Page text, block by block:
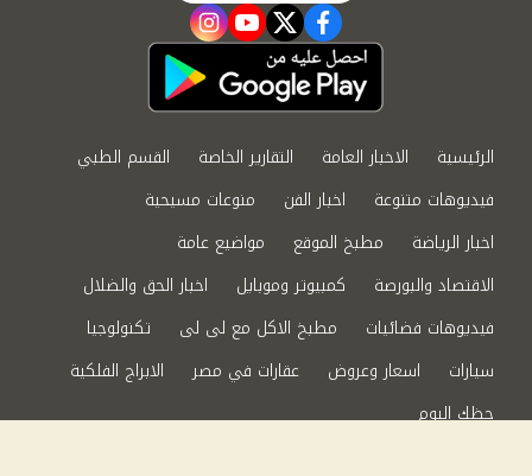
facebook
twitter
youtube
instagram
الرئيسية الاخبار العامة التقارير الخاصة
القسم الطبي
فيديوهات متنوعة
اخبار الفن
منوعات مسيحية
اخبار الرياضة
مطبخ الموقع
مواضيع عامة
الاقتصاد والبورصة
كمبيوتر وموبايل
اخبار الحق والضلال
فيديوهات فضائيات
مطبخ الاكل مع لى لى
تكنولوجيا
سيارات
اسعار وعروض عقارات في مصر
الابراج الفلكية
حظك اليوم